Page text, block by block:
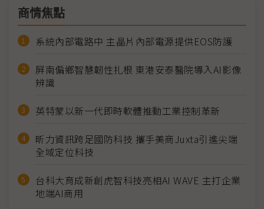
商情焦點
系統內部電路中 主晶片內部電源提供EOS防護
屏南偏鄉智慧韌性扎根 東港安泰醫院導入AI影像
辨識
英特蒙以新一代即時軟體推動工業控制革新
昕力資訊跨足國防科技 攜手美商Juxta引進尖端
全域定位科技
台科大育成新創虎智科技亮相AI WAVE 主打企業
地端AI商用